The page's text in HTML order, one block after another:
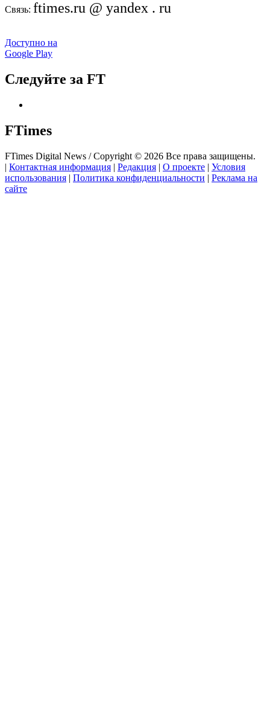
Связь: ftimes.ru @ yandex . ru
Доступно на
Google Play
Следуйте за FT
FTimes
FTimes Digital News / Copyright © 2026 Все права защищены.
| Контактная информация | Редакция | О проекте | Условия
использования | Политика конфиденциальности | Реклама на
сайте